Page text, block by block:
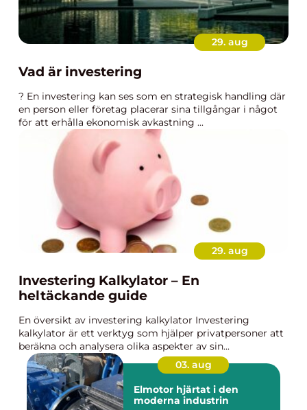
29. aug
Vad är investering
? En investering kan ses som en strategisk handling där
en person eller företag placerar sina tillgångar i något
för att erhålla ekonomisk avkastning ...
29. aug
Investering Kalkylator – En
heltäckande guide
En översikt av investering kalkylator Investering
kalkylator är ett verktyg som hjälper privatpersoner att
beräkna och analysera olika aspekter av sin...
03. aug
Elmotor hjärtat i den
moderna industrin